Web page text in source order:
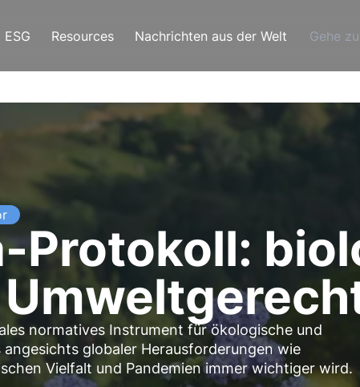
ESG Resources Nachrichten aus der Welt Gehe
Protokoll:
normatives Instrument für ökologische und
globaler Herausforderungen wie
Vielfalt und Pandemien immer wichtiger wird.